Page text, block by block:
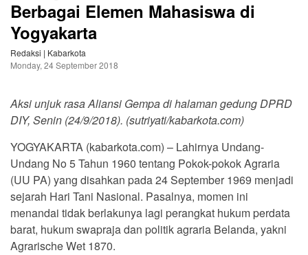
Berbagai Elemen Mahasiswa di
Yogyakarta
Redaksi | Kabarkota
Monday, 24 September 2018
Aksi unjuk rasa Aliansi Gempa di halaman gedung DPRD
DIY, Senin (24/9/2018). (sutriyati/kabarkota.com)
YOGYAKARTA (kabarkota.com) – Lahirnya Undang-
Undang No 5 Tahun 1960 tentang Pokok-pokok Agraria
(UU PA) yang disahkan pada 24 September 1969 menjadi
sejarah Hari Tani Nasional. Pasalnya, momen ini
menandai tidak berlakunya lagi perangkat hukum perdata
barat, hukum swapraja dan politik agraria Belanda, yakni
Agrarische Wet 1870.